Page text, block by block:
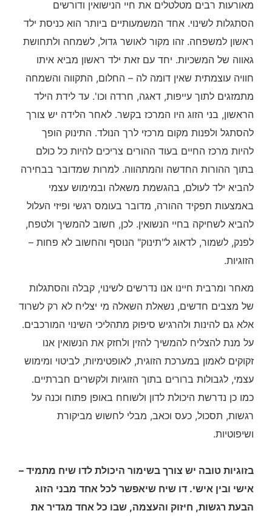
מאורעות רבים מטלטלים את חיי הנישואין ודורשים
הסתגלות לשינוי. אחד המשמעותיים ביותר הוא כניסת ילד
ראשון למשפחה. זהו מקור לאושר גדול, לשמחה ולתחושת
גאווה של המשכיות. יחד עם זאת ילד ראשון מביא איתו
חוויה עוצמתית שאין דומה לה – החלום, התקווה והשמחה
מתמזגים לתוך עייפות, דאגה, חרדה וכו'. עד לידת הילד
הראשון, בני הזוג היו המרכז בקשר. לאחר הלידה יש צורך
להסתגל ולפנות מקום מרכזי לרך הנולד. התינוק הופך
להיות מרכז החיים בעוד ההורים צריכים להיות כל כולם
בתוך ההורות החדשה והמתהווה. למרות שמדובר בבחירה
להביא ילד לעולם, בהגשמת משאלה ובמימוש עצמי
באמצעות תפקיד ההורה, מדובר בעומס רגשי ופיזי העלול
להביא לשחיקה בחיי הנשואין. לכן, חשוב להמשיך ולטפח,
לפנק, לשמור, לדאוג ל"תינוק" הנוסף והחשוב לא פחות –
הזוגיות.
מאחר ומרבית חיינו אנו נדרשים לשינוי, קבלה והסתגלות
של מצבים חדשים, נשאלת השאלה מי יצליח לא רק לשרוד
אלא גם להינות ולהרגיש סיפוק מתהליכי השינוי המורכבים.
על מנת להצליח להמשיך להזין ולחזק את הנשואין אנו
זקוקים לאמון במערכת הזוגית, לאופטימיות, לביטוי ומימוש
עצמי, לגבולות ברורים בתוך הזוגיות ולקשרים חברתיים.
כמו כן נדרשת היכולת לדון ולשוחח באופן פתוח וכנה על
רגשות, תסכול, כעס וכאב, מבלי לחשוש מביקורת
ושיפוטיות.
בזוגיות טובה יש צורך בשימור היכולת לדו שיח מתמיד –
אישי ובין אישי. דו שיח שיאפשר לכל אחד מבני הזוג
הבעת רגשות, חיזוק והעצמה, שבו כל אחד מגדיר את